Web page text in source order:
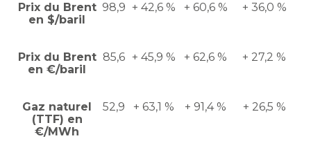
Prix du Brent
en $/baril
98,9 + 42,6 % + 60,6 % + 36,0 %
Prix du Brent
en €/baril
85,6 + 45,9 % + 62,6 % + 27,2 %
Gaz naturel
(TTF) en
€/MWh
52,9 + 63,1 % + 91,4 % + 26,5 %